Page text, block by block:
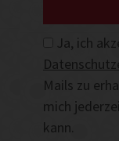
Ja, ich
Mails zu
mich
kann.